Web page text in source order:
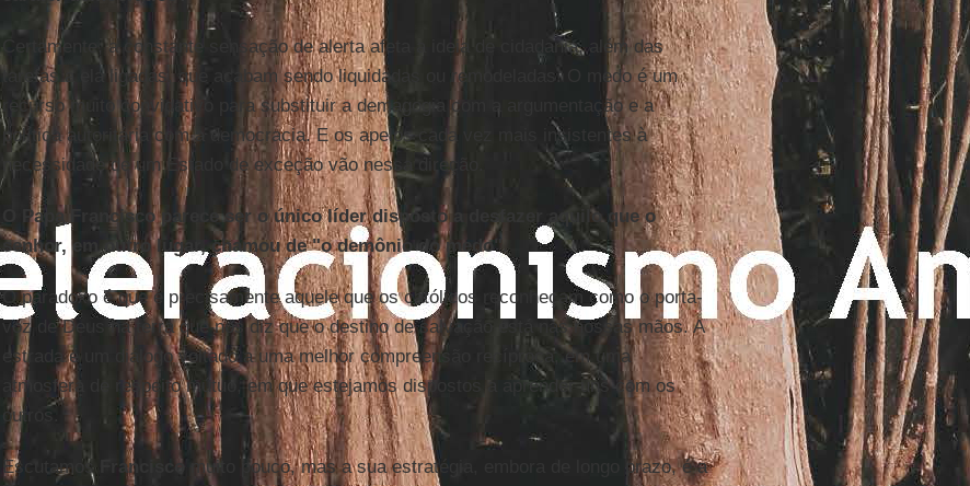
Certamente, a constante sensação de alerta afeta a ideia de cidadania, além das
tarefas a ela ligadas, que acabam sendo liquidadas ou remodeladas. O medo é um
recurso muito convidativo para substituir a demagogia com a argumentação e a
política autoritária com a democracia. E os apelos cada vez mais insistentes à
necessidade de um Estado de exceção vão nessa direção.
O Papa Francisco parece ser o único líder disposto a desfazer aquilo que o
senhor, em outro lugar, chamou de "o demônio do medo".
O paradoxo é que é precisamente aquele que os católicos reconheçam como o porta-
voz de Deus na terra que nos diz que o destino de salvação está nas nossas mãos. A
estrada é um diálogo voltado a uma melhor compreensão recíproca, em uma
atmosfera de respeito mútuo, em que estejamos dispostos a aprender uns com os
outros.
Escutamos Francisco muito pouco, mas a sua estratégia, embora de longo prazo, é a